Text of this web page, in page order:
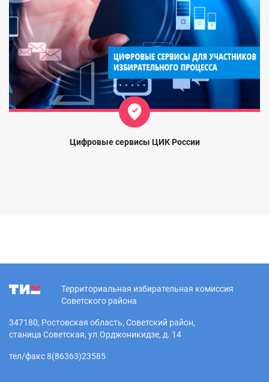
Цифровые сервисы ЦИК России
Территориальная избирательная комиссия
Советского района
347180, Ростовская область, Советский район,
станица Советская, ул.Орджоникидзе, д. 14
тел/факс 8(86363)23585